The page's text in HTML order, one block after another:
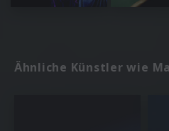
Ähnliche Künstler wie